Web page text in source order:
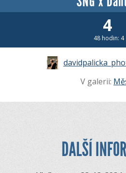
4
48 hodin: 4
V galerii:
DALŠÍ